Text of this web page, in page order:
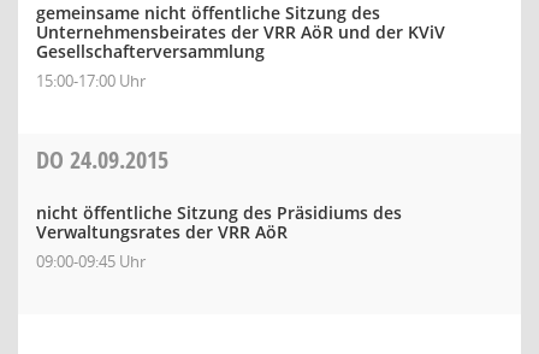
gemeinsame nicht öffentliche Sitzung des
Unternehmensbeirates der VRR AöR und der KViV
Gesellschafterversammlung
15:00-17:00 Uhr
DO 24.09.2015
nicht öffentliche Sitzung des Präsidiums des
Verwaltungsrates der VRR AöR
09:00-09:45 Uhr